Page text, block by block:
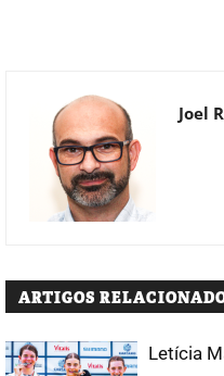
Joel
ARTIGOS
Letícia